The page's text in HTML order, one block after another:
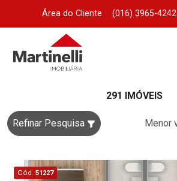
Área do Cliente (016) 3965-4242
291 IMÓVEIS
Refinar Pesquisa
Cód. 51227